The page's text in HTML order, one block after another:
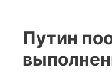
Путин